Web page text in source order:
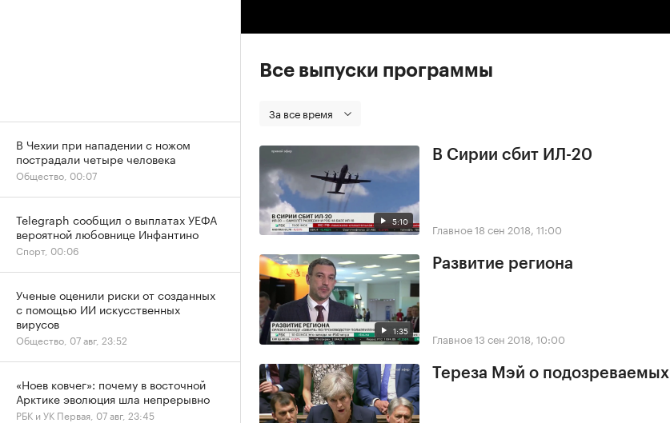
Все выпуски программы
За все время
5:10
В Сирии сбит ИЛ-20
Главное18 сен 2018, 11:00
1:35
Развитие региона
Главное13 сен 2018, 10:00
Тереза Мэй о подозреваемых
В Чехии при нападении с ножом
пострадали четыре человека
Общество, 00:07
Telegraph сообщил о выплатах УЕФА
вероятной любовнице Инфантино
Спорт, 00:06
Ученые оценили риски от созданных
с помощью ИИ искусственных
вирусов
Общество, 07 авг, 23:52
«Ноев ковчег»: почему в восточной
Арктике эволюция шла непрерывно
РБК и УК Первая, 07 авг, 23:45